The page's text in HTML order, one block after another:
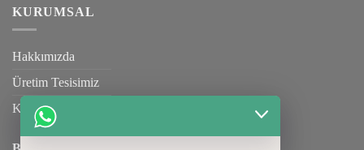
KURUMSAL
Hakkımızda
Üretim Tesisimiz
Kalite Belgelerimiz